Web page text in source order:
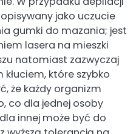
jako uczucie
gumki do mazania; jest
lasera na mieszki
natomiast zazwyczaj
kłuciem, które szybko
że każdy organizm
co dla jednej osoby
innej może być do